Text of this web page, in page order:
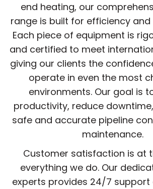
end heating, our
range is built for efficiency
Each piece of equipment is
and certified to meet
giving our clients the
operate in even the most
environments. Our goal is
productivity, reduce
safe and accurate pipeline
maintenance.
Customer satisfaction is at
everything we do. Our
experts provides 24/7 support